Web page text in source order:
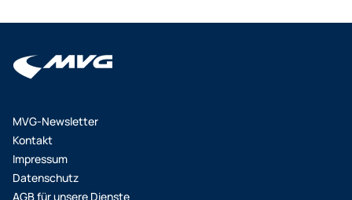
MVG-Newsletter
Kontakt
Impressum
Datenschutz
AGB für unsere Dienste